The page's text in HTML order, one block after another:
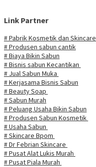
Link Partner
# Pabrik Kosmetik dan Skincare
# Produsen sabun cantik
# Biaya Bikin Sabun
# Bisnis sabun Kecantikan
# Jual Sabun Muka
# Kerjasama Bisnis Sabun
# Beauty Soap
# Sabun Murah
# Peluang Usaha Bikin Sabun
# Produsen Sabun Kosmetik
# Usaha Sabun
# Skincare Bpom
# Dr Febrian Skincare
# Pusat Alat Lukis Murah
# Pusat Piala Murah